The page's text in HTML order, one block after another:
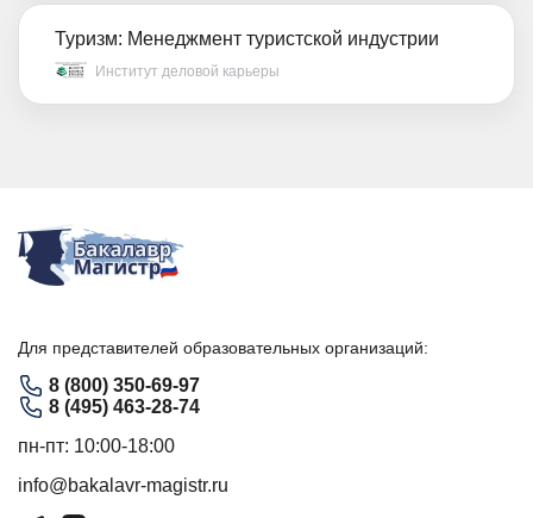
Туризм: Менеджмент туристской индустрии
Институт деловой карьеры
Для представителей образовательных организаций:
8 (800) 350-69-97
8 (495) 463-28-74
пн-пт: 10:00-18:00
info@bakalavr-magistr.ru